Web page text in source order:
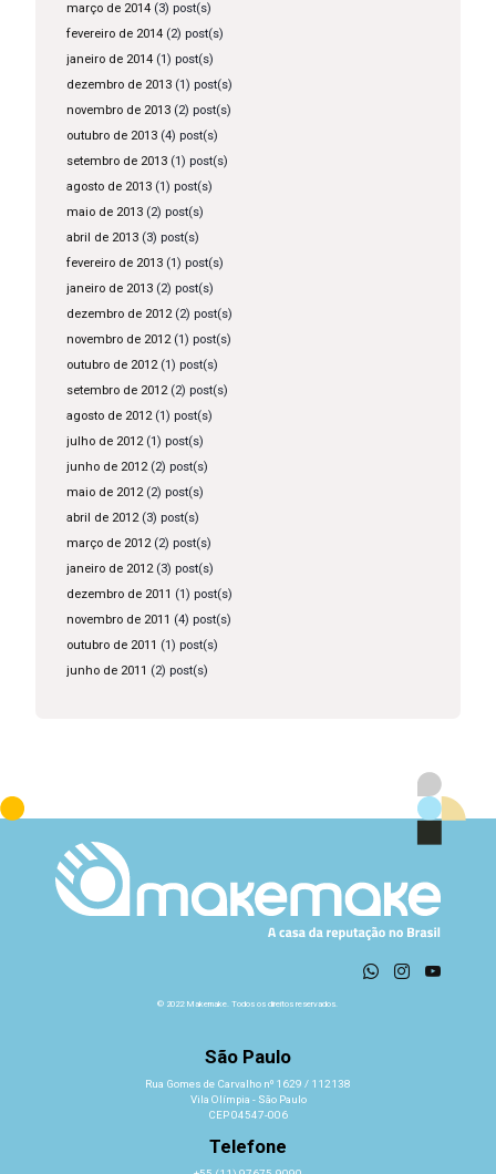
março de 2014(3) post(s)
fevereiro de 2014(2) post(s)
janeiro de 2014(1) post(s)
dezembro de 2013(1) post(s)
novembro de 2013(2) post(s)
outubro de 2013(4) post(s)
setembro de 2013(1) post(s)
agosto de 2013(1) post(s)
maio de 2013(2) post(s)
abril de 2013(3) post(s)
fevereiro de 2013(1) post(s)
janeiro de 2013(2) post(s)
dezembro de 2012(2) post(s)
novembro de 2012(1) post(s)
outubro de 2012(1) post(s)
setembro de 2012(2) post(s)
agosto de 2012(1) post(s)
julho de 2012(1) post(s)
junho de 2012(2) post(s)
maio de 2012(2) post(s)
abril de 2012(3) post(s)
março de 2012(2) post(s)
janeiro de 2012(3) post(s)
dezembro de 2011 (1) post(s)
novembro de 2011 (4) post(s)
outubro de 2011 (1) post(s)
junho de 2011 (2) post(s)
© 2022 Makemake. Todos os direitos reservados.
São Paulo
Rua Gomes de Carvalho nº 1629 / 112138
Vila Olímpia - São Paulo
CEP 04547-006
Telefone